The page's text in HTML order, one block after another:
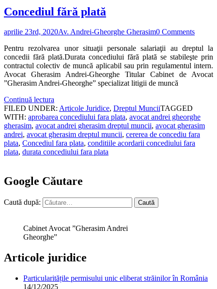
Concediul fără plată
aprilie 23rd, 2020Av. Andrei-Gheorghe Gherasim0 Comments
Pentru rezolvarea unor situaţii personale salariaţii au dreptul la
concedii fără plată.Durata concediului fără plată se stabileşte prin
contractul colectiv de muncă aplicabil sau prin regulamentul intern.
Avocat Gherasim Andrei-Gheorghe Titular Cabinet de Avocat
”Gherasim Andrei-Gheorghe” specializat litigii de muncă
Continuă lectura
FILED UNDER: Articole Juridice, Dreptul MunciiTAGGED
WITH: aprobarea concediului fara plata, avocat andrei gheorghe
gherasim, avocat andrei gherasim dreptul muncii, avocat gherasim
andrei, avocat gherasim dreptul muncii, cererea de concediu fara
plata, Concediul fara plata, conditiile acordarii concediului fara
plata, durata concediului fara plata
Google Căutare
Caută după:
Cabinet Avocat ”Gherasim Andrei
Gheorghe”
Articole juridice
Particularitățile permisului unic eliberat străinilor în România
14/12/2025